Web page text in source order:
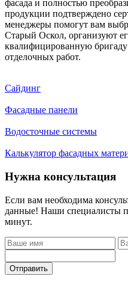
фасада и полностью
продукции подтверждено
менеджеры помогут вам
Старый Оскол, организуют
квалифицированную
отделочных работ.
Сайдинг
Фасадные панели
Водосточные системы
Калькулятор фасадных
Нужна консультация
Если вам необходима
данные! Наши специалисты
минут.
Отправить